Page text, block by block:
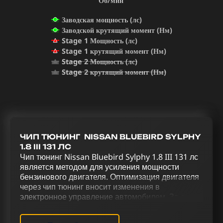
Заводская мощность (лс)
Заводской крутящий момент (Нм)
Stage 1 Мощность (лс)
Stage 1 крутящий момент (Нм)
Stage 2 Мощность (лс)
Stage 2 крутящий момент (Нм)
ЧИП ТЮНИНГ NISSAN BLUEBIRD SYLPHY
1.8 III 131 ЛС
Чип тюнинг Nissan Bluebird Sylphy 1.8 III 131 лс
является методом для усиления мощности
бензинового двигателя. Оптимизация двигателя
через чип тюнинг вносит изменения в
электронное управление автомобилем. За счет
Sylphy 1.8 III 131 лс, который включает: чип-